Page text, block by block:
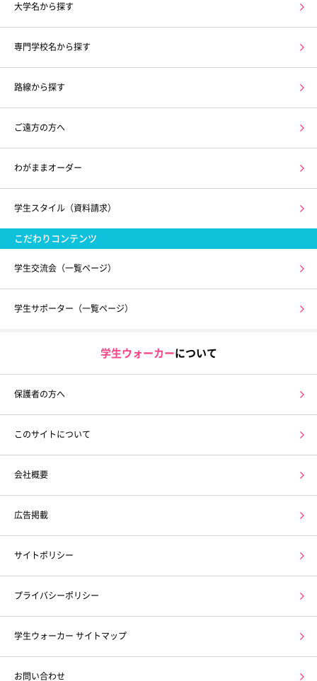
大学名から探す
専門学校名から探す
路線から探す
ご遠方の方へ
わがままオーダー
学生スタイル（資料請求）
こだわりコンテンツ
学生交流会（一覧ページ）
学生サポーター（一覧ページ）
学生ウォーカーについて
保護者の方へ
このサイトについて
会社概要
広告掲載
サイトポリシー
プライバシーポリシー
学生ウォーカー サイトマップ
お問い合わせ